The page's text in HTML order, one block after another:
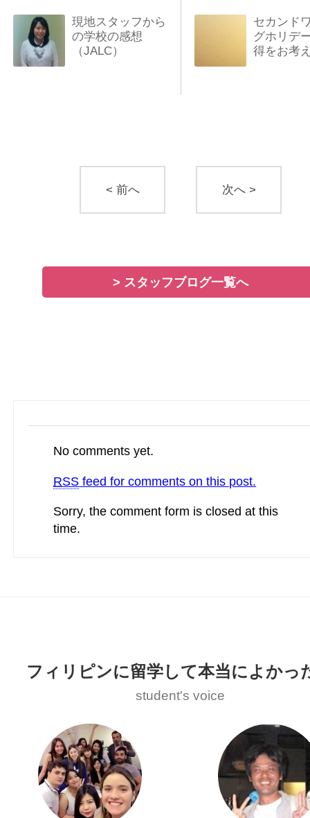
現地スタッフから
の学校の感想
（JALC）
セカンド
グホリデ
得をお考
< 前へ 次へ >
> スタッフブログ一覧へ
No comments yet.
RSS feed for comments on this post.
Sorry, the comment form is closed at this
time.
フィリピンに留学して本当によかっ
student's voice